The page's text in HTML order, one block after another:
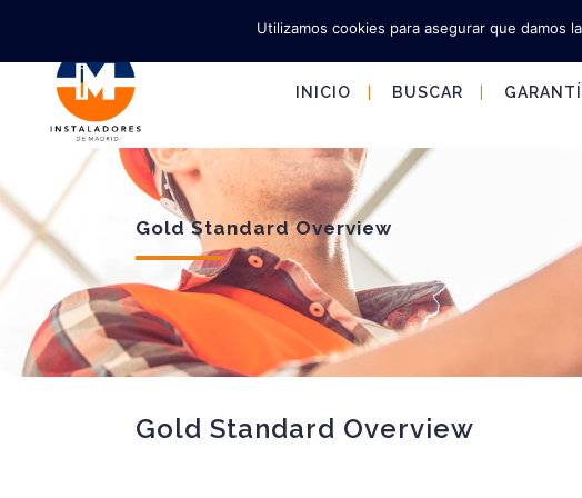
INICIO BUSCAR
Gold Standard Overview
Gold Standard Overview
Utilizamos cookies para asegurar que damos